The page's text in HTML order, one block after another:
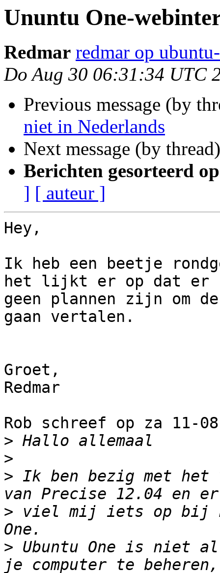
Ununtu One-
Redmar redmar op
Do Aug 30 06:31:34 UTC
Previous message (by
niet in Nederlands
Next message (by
Berichten gesorteerd
] [ auteur ]
Hey,
Ik heb een beetje
het lijkt er op dat er
geen plannen zijn om
gaan vertalen.
Groet,
Redmar
Rob schreef op za 11-
>
>
> Ik ben bezig met het
> viel mij iets op bij
> Ubuntu One is niet